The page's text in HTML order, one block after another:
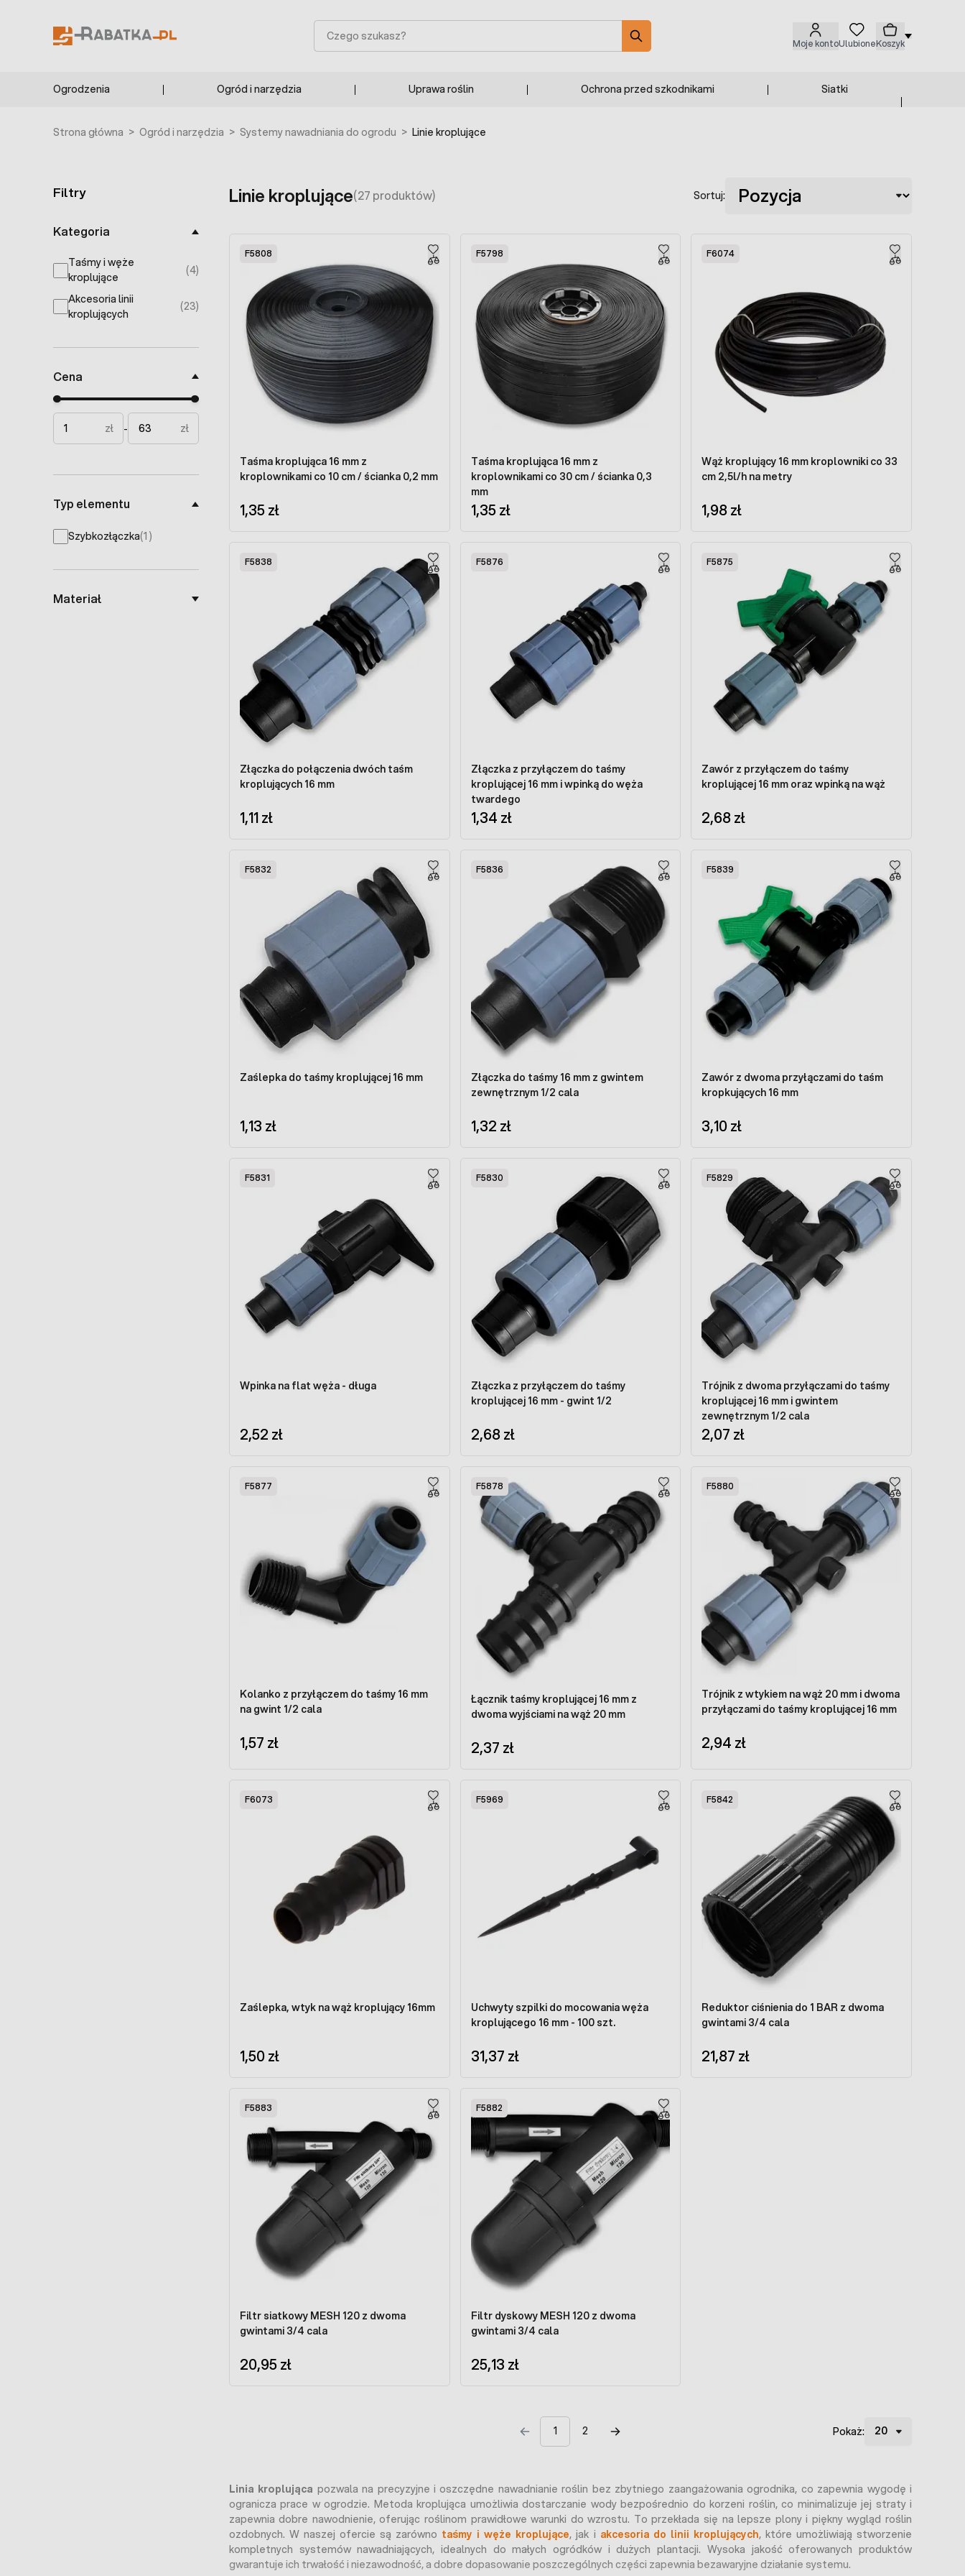
Moje kontoUlubioneKoszyk
Szukaj
Ogrodzenia Ogród i narzędzia Uprawa roślin Ochrona przed szkodnikami Siatki
Strona główna > Ogród i narzędzia > Systemy nawadniania do ogrodu > Linie kroplujące
Filtry
Kategoria
Taśmy i węże
kroplujące
(4)
products available
Akcesoria linii
kroplujących
(23)
products available
Cena
Minimal price
Maximum price
zł
- zł
Typ elementu
Szybkozłączka(1 products available
)
Materiał
Linie kroplujące(27 produktów) Sortuj:
F5808
Taśma kroplująca 16 mm z
kroplownikami co 10 cm / ścianka 0,2 mm
1,35 zł
F5798
Taśma kroplująca 16 mm z
kroplownikami co 30 cm / ścianka 0,3
mm
1,35 zł
F6074
Wąż kroplujący 16 mm kroplowniki co 33
cm 2,5l/h na metry
1,98 zł
F5838
Złączka do połączenia dwóch taśm
kroplujących 16 mm
1,11 zł
F5876
Złączka z przyłączem do taśmy
kroplującej 16 mm i wpinką do węża
twardego
1,34 zł
F5875
Zawór z przyłączem do taśmy
kroplującej 16 mm oraz wpinką na wąż
2,68 zł
F5832
Zaślepka do taśmy kroplującej 16 mm
1,13 zł
F5836
Złączka do taśmy 16 mm z gwintem
zewnętrznym 1/2 cala
1,32 zł
F5839
Zawór z dwoma przyłączami do taśm
kropkujących 16 mm
3,10 zł
F5831
Wpinka na flat węża - długa
2,52 zł
F5830
Złączka z przyłączem do taśmy
kroplującej 16 mm - gwint 1/2
2,68 zł
F5829
Trójnik z dwoma przyłączami do taśmy
kroplującej 16 mm i gwintem
zewnętrznym 1/2 cala
2,07 zł
F5877
Kolanko z przyłączem do taśmy 16 mm
na gwint 1/2 cala
1,57 zł
F5878
Łącznik taśmy kroplującej 16 mm z
dwoma wyjściami na wąż 20 mm
2,37 zł
F5880
Trójnik z wtykiem na wąż 20 mm i dwoma
przyłączami do taśmy kroplującej 16 mm
2,94 zł
F6073
Zaślepka, wtyk na wąż kroplujący 16mm
1,50 zł
F5969
Uchwyty szpilki do mocowania węża
kroplującego 16 mm - 100 szt.
31,37 zł
F5842
Reduktor ciśnienia do 1 BAR z dwoma
gwintami 3/4 cala
21,87 zł
F5883
Filtr siatkowy MESH 120 z dwoma
gwintami 3/4 cala
20,95 zł
F5882
Filtr dyskowy MESH 120 z dwoma
gwintami 3/4 cala
25,13 zł
1 2 Pokaż:
Linia kroplująca pozwala na precyzyjne i oszczędne nawadnianie roślin bez zbytniego zaangażowania ogrodnika, co zapewnia wygodę i
ogranicza prace w ogrodzie. Metoda kroplująca umożliwia dostarczanie wody bezpośrednio do korzeni roślin, co minimalizuje jej straty i
zapewnia dobre nawodnienie, oferując roślinom prawidłowe warunki do wzrostu. To przekłada się na lepsze plony i piękny wygląd roślin
ozdobnych. W naszej ofercie są zarówno taśmy i węże kroplujące, jak i akcesoria do linii kroplujących, które umożliwiają stworzenie
kompletnych systemów nawadniających, idealnych do małych ogródków i dużych plantacji. Wysoka jakość oferowanych produktów
gwarantuje ich trwałość i niezawodność, a dobre dopasowanie poszczególnych części zapewnia bezawaryjne działanie systemu.